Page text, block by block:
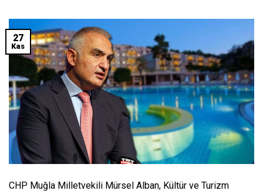
27
Kas
CHP Muğla Milletvekili Mürsel Alban, Kültür ve Turizm